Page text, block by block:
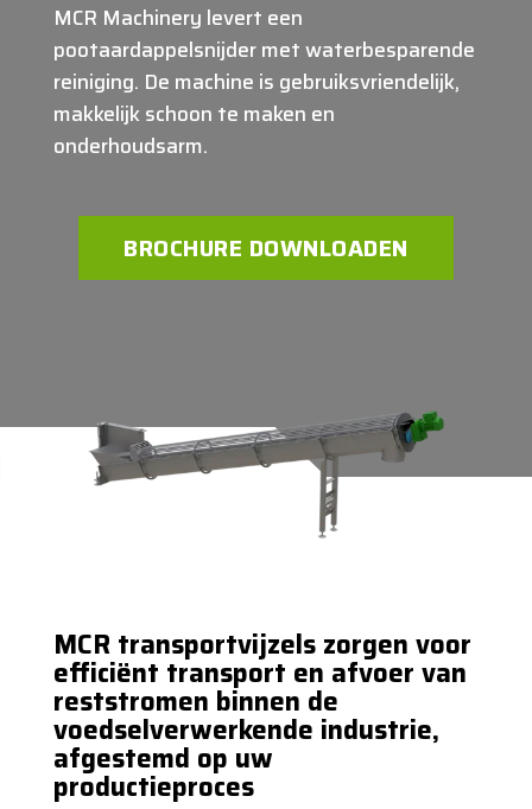
MCR Machinery levert een
pootaardappelsnijder met waterbesparende
reiniging. De machine is gebruiksvriendelijk,
makkelijk schoon te maken en
onderhoudsarm.
BROCHURE DOWNLOADEN
MCR transportvijzels zorgen voor
efficiënt transport en afvoer van
reststromen binnen de
voedselverwerkende industrie,
afgestemd op uw
productieproces